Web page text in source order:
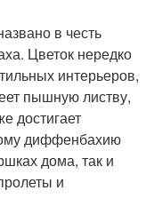
в честь
Цветок нередко
интерьеров,
пышную листву,
достигает
диффенбахию
дома, так и
и